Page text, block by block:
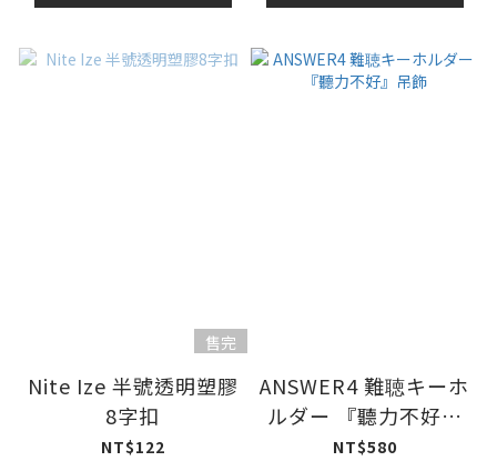
售完
Nite Ize 半號透明塑膠
8字扣
NT$122
ANSWER4 難聴キーホ
ルダー 『聽力不好』
吊飾
NT$580